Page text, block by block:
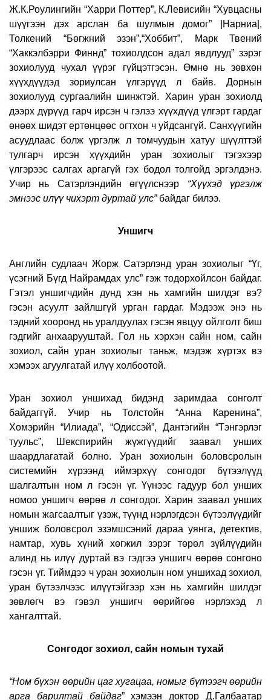
Ж.К.Роулингийн “Харри Поттер”, К.Левисийн “Хувцасны
шүүгээн дэх арслан ба шулмын домог” |Нарниа|,
Толкений “Бөгжний эзэн”,“Хоббит”, Марк Твений
“Хаккэлбэрри Финнд” тохиолдсон адал явдлууд” зэрэг
зохиолууд чухал үүрэг гүйцэтгэсэн. Өмнө нь зөвхөн
хүүхдүүдэд зориулсан үлгэрүүд л байв. Дорнын
зохиолууд сургаалийн шинжтэй. Харин уран зохиолд
дээрх дүрүүд гарч ирсэн ч гэлээ хүүхдүүд үлгэрт гардаг
өнөөх шидэт ертөнцөөс огтхон ч уйдсангүй. Санхүүгийн
асуудлаас болж үргэлж л томчуудын хатуу шүүлттэй
тулгарч ирсэн хүүхдийн уран зохиолыг тэгэхээр
үлгэрээс салгах аргагүй гэх бодол толгойд эргэлдэнэ.
Учир нь Сатэрлэндийн өгүүлснээр “Хүүхэд үргэлж
эмнээс илүү чихэрт дуртай улс”байдаг билээ.
Уншигч
Английн судлаач Жорж Сатэрлэнд уран зохиолыг “Үг,
үсэгний Бүгд Найрамдах улс” гэж тодорхойлсон байдаг.
Гэтэл уншигчдийн дунд хэн нь хамгийн шилдэг вэ?
гэсэн асуулт зайлшгүй урган гардаг. Мэдээж энэ нь
тэдний хооронд нь уралдуулах гэсэн явцуу ойлголт биш
гэдгийг анхаарууштай. Гол нь хэрхэн сайн ном, сайн
зохиол, сайн уран зохиолыг таньж, мэдэж хүртэх вэ
хэмээх агуулгатай илүү холбоотой.
Уран зохиол уншихад бидэнд заримдаа сонголт
байдаггүй. Учир нь Толстойн “Анна Каренина”,
Хомэрийн “Илиада”, “Одиссэй”, Дантэгийн “Тэнгэрлэг
туульс”, Шекспирийн жүжгүүдийг заавал унших
шаардлагатай болно. Уран зохиолын боловсролын
системийн хүрээнд иймэрхүү сонгодог бүтээлүүд
шалгалтын ном л гэсэн үг. Үүнээс гадуур бол унших
номоо уншигч өөрөө л сонгодог. Харин заавал унших
номын жагсаалтыг үзэж, түүнд нэрлэгдсэн бүтээлүүдийг
уншиж боловсрол эзэмшсэний дараа уянга, детектив,
намтар, хувь хүний хөгжил зэрэг төрөл зүйлүүдийн
алинд нь илүү дуртай вэ гэдгээ уншигч өөрөө сонгоно
гэсэн үг. Тиймдээ ч уран зохиолын ном уншихад зохиол,
уран бүтээлчээс илүүтэйгээр хэн нь хамгийн шилдэг
зөвлөгч вэ гэвэл уншигч өөрийгөө нэрлэхэд л
хангалттай.
Сонгодог зохиол, сайн номын тухай
“Ном бүхэн өөрийн цаг хугацаа, номыг бүтээгч өөрийн
арга барилтай байдаг” хэмээн доктор Д.Галбаатар